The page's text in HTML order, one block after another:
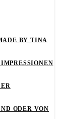
BY TINA
ODER VON